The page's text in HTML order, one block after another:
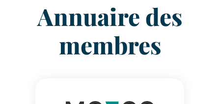
Annuaire des
membres